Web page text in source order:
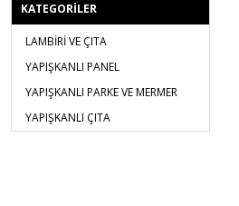
KATEGORILER
LAMBİRİ VE ÇITA
YAPIŞKANLI PANEL
YAPIŞKANLI PARKE VE MERMER
YAPIŞKANLI ÇITA